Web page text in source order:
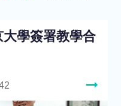
學簽署教學合